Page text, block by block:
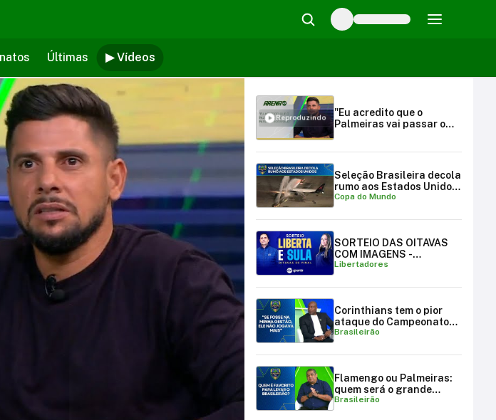
Últimas ▶ Vídeos
Reproduzindo
"Eu acredito que o
Palmeiras vai passar o
Seleção Brasileira decola
rumo aos Estados Unidos
para a Copa do Mundo
Copa do Mundo
SORTEIO DAS OITAVAS
COM IMAGENS -
LIBERTADORES E
Libertadores
Corinthians tem o pior
ataque do Campeonato
Brasileiro
Brasileirão
Flamengo ou Palmeiras:
quem será o grande
campeão brasileiro?
Brasileirão